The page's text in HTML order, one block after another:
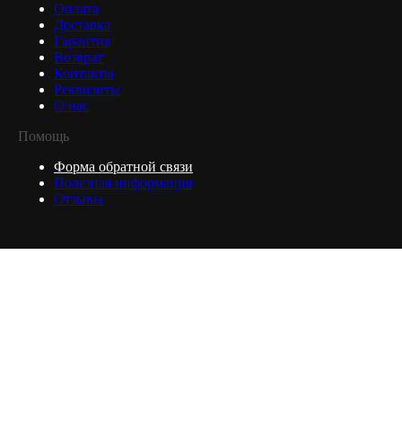
Оплата
Доставка
Гарантия
Возврат
Контакты
Реквизиты
О нас
Помощь
Форма обратной связи
Полезная информация
Отзывы